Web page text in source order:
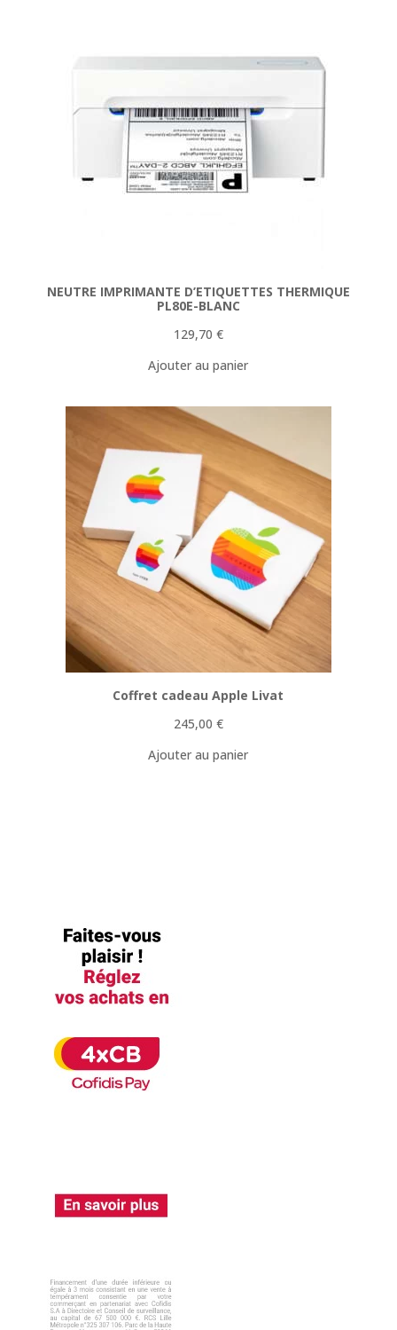
NEUTRE IMPRIMANTE D’ETIQUETTES THERMIQUE
PL80E-BLANC
129,70 €
Ajouter au panier
Coffret cadeau Apple Livat
245,00 €
Ajouter au panier